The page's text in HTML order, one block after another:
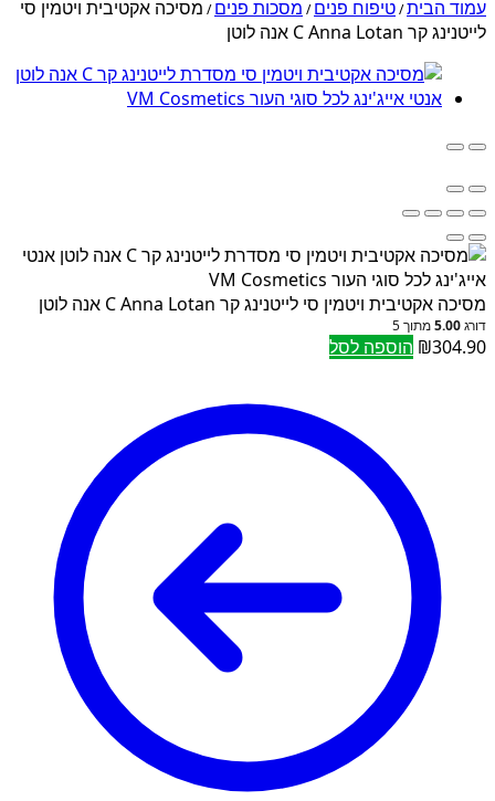
עמוד הבית/טיפוח פנים/ מסכות פנים/ מסיכה אקטיבית ויטמין סי
לייטנינג קר C Anna Lotan אנה לוטן
מסיכה אקטיבית ויטמין סי לייטנינג קר C Anna Lotan אנה לוטן
דורג5.00מתוך 5
₪304.90 הוספה לסל